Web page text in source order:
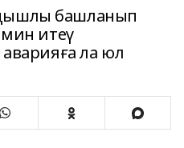
башланып
итеү
ла юл